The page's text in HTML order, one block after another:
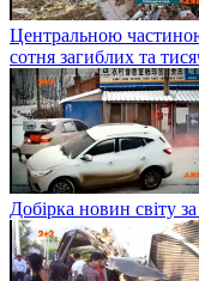
Центральною
сотня загиблих та
Добірка новин світу